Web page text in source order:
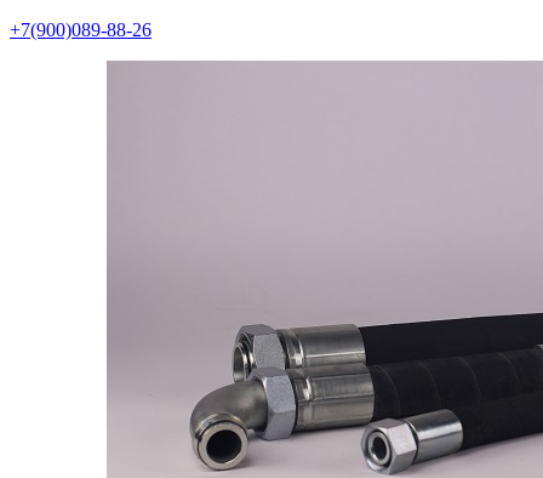
+7(900)089-88-26